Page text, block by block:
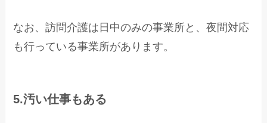
なお、訪問介護は日中のみの事業所と、夜間対応
も行っている事業所があります。
5.汚い仕事もある